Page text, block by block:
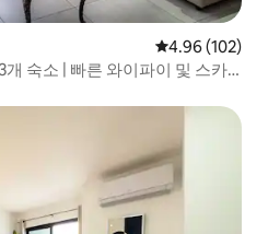
평점 4.96점(5
4.96 (102)
숙소 | 빠른 와이파이 및 스카